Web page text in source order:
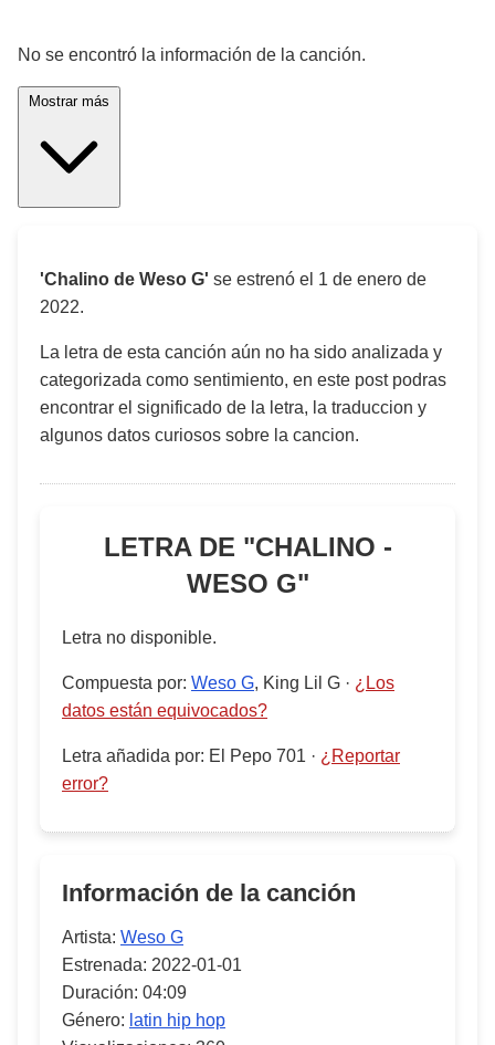
No se encontró la información de la canción.
'Chalino de Weso G' se estrenó el 1 de enero de
2022.
La letra de esta canción aún no ha sido analizada y
categorizada como sentimiento, en este post podras
encontrar el significado de la letra, la traduccion y
algunos datos curiosos sobre la cancion.
LETRA DE "CHALINO -
WESO G"
Letra no disponible.
Compuesta por: Weso G, King Lil G · ¿Los
datos están equivocados?
Letra añadida por: El Pepo 701 · ¿Reportar
error?
Información de la canción
Artista: Weso G
Estrenada: 2022-01-01
Duración: 04:09
Género: latin hip hop